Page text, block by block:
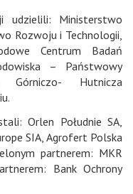
udzielili: Ministerstwo
Rozwoju i Technologii,
Centrum Badań
– Państwowy
Górniczo- Hutnicza
Orlen Południe SA,
SIA, Agrofert Polska
partnerem: MKR
Bank Ochrony